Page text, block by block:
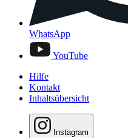
WhatsApp
YouTube
Hilfe
Kontakt
Inhaltsübersicht
Instagram